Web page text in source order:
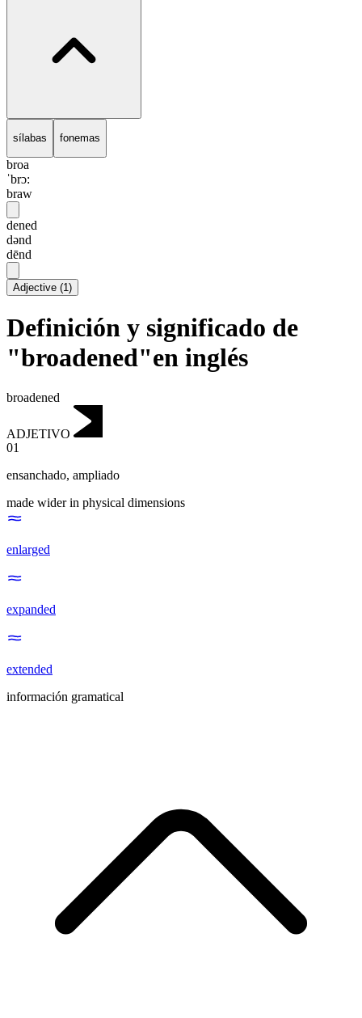
sílabas fonemas
broa
ˈbrɔ:
braw
dened
dənd
dēnd
Adjective (1)
Definición y significado de
"broadened"en inglés
broadened
ADJETIVO
01
ensanchado, ampliado
made wider in physical dimensions
enlarged
expanded
extended
información gramatical